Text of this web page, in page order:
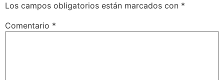
Los campos obligatorios están marcados con *
Comentario *